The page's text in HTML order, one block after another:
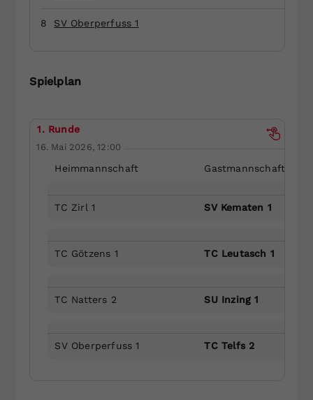
8 SV Oberperfuss 1
Spielplan
1. Runde
16. Mai 2026, 12:00
Heimmannschaft Gastmannschaft
TC Zirl 1 SV Kematen 1
TC Götzens 1 TC Leutasch 1
TC Natters 2 SU Inzing 1
SV Oberperfuss 1 TC Telfs 2
Dieser Wert speichert Ihre Consent-
Einstellungen. Unter anderem eine